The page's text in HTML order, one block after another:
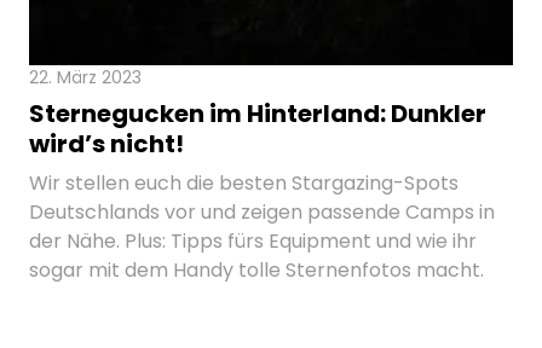
22. März 2023
Sternegucken im Hinterland: Dunkler
wird’s nicht!
Wir stellen euch die besten Stargazing-Spots
Deutschlands vor und zeigen passende Camps in
der Nähe. Plus: Tipps fürs Equipment und wie ihr
sogar mit dem Handy tolle Sternenfotos macht.